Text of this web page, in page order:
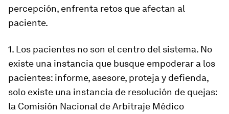
percepción, enfrenta retos que afectan al
paciente.
1. Los pacientes no son el centro del sistema. No
existe una instancia que busque empoderar a los
pacientes: informe, asesore, proteja y defienda,
solo existe una instancia de resolución de quejas:
la Comisión Nacional de Arbitraje Médico